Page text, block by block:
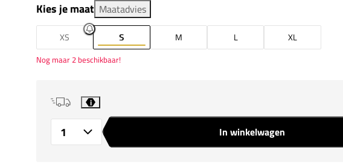
Kies je maat Maatadvies
XS S M L XL
Nog maar 2 beschikbaar!
i
In winkelwagen